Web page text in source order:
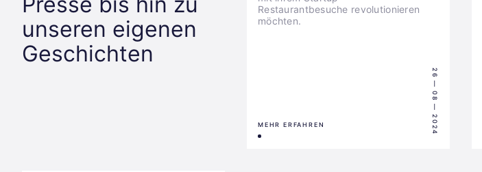
unseren eigenen
Geschichten
Restaurantbesuche revolutionieren
möchten.
MEHR ERFAHREN 26 — 08 — 2024